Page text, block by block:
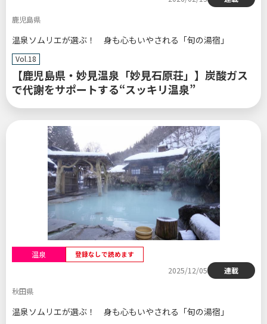
鹿児島県
温泉ソムリエが選ぶ！ 身も心もいやされる「旬の湯宿」
Vol.18
【鹿児島県・妙見温泉「妙見石原荘」】炭酸ガス
で代謝をサポートする“スッキリ温泉”
温泉 登録なしで読めます
2025/12/05
連載
秋田県
温泉ソムリエが選ぶ！ 身も心もいやされる「旬の湯宿」